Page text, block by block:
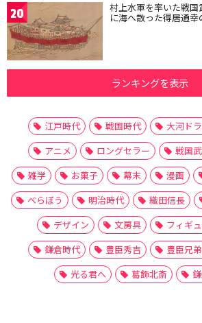
20 村上水軍を率いた戦
に海へ散った得居通
ランキングを表示
江戸時代 戦国時代 大河ド
アニメ
ロングセラー 戦国
雑学
お菓子 幕末 漫画
べらぼう
明治時代 織田信長
デザイン
文房具 フィギ
鎌倉時代
豊臣秀吉 豊臣兄弟
光る君へ
葛飾北斎